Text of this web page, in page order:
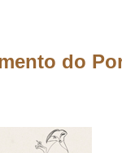
do